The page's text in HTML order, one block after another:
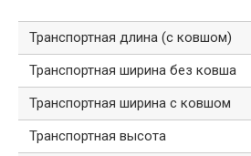
Транспортная длина (с ковшом)
Транспортная ширина без ковша
Транспортная ширина с ковшом
Транспортная высота